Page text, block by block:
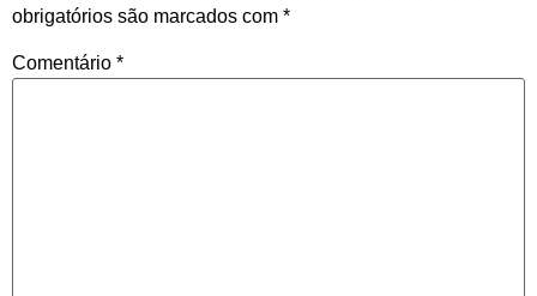
obrigatórios são marcados com *
Comentário *